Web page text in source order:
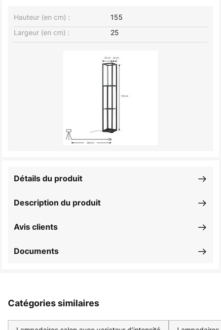
Largeur (en cm) : 25
Hauteur (en cm) : 155
Description du produit
Détails du produit
Avis clients
Documents
Catégories similaires